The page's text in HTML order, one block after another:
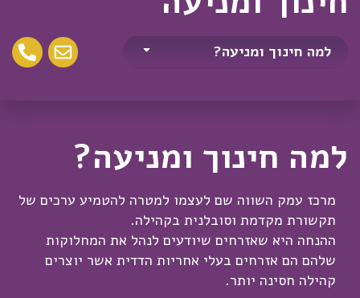
למה חינוך ומניעה?
למה חינוך ומניעה?
מרכז עמק השווה שם לעצמו למטרה להטמיע ערכים של
תקשורת מקדמת וסובלנית בקהילה.
ההנחה היא שאזרחים שיודעים לנהל את המחלוקות
שלהם הם אזרחים בעלי אחריות הדדית אשר יוצרים
קהילה חסינה יותר.